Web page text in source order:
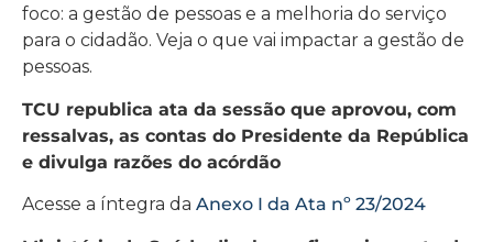
foco: a gestão de pessoas e a melhoria do serviço
para o cidadão. Veja o que vai impactar a gestão de
pessoas.
TCU republica ata da sessão que aprovou, com
ressalvas, as contas do Presidente da República
e divulga razões do acórdão
Acesse a íntegra da Anexo I da Ata nº 23/2024